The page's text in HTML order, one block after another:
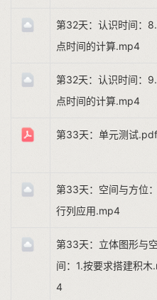
第32天：认识时间：
点时间的计算.mp4
第32天：认识时间：
点时间的计算.mp4
第33天：单元测试.pdf
第33天：空间与方位
行列应用.mp4
第33天：立体图形与空
间：1.按要求搭建积木
4